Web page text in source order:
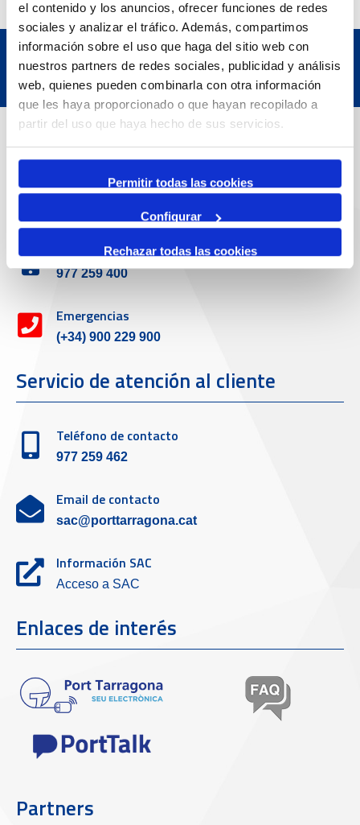
el contenido y los anuncios, ofrecer funciones de redes
sociales y analizar el tráfico. Además, compartimos
información sobre el uso que haga del sitio web con
nuestros partners de redes sociales, publicidad y análisis
web, quienes pueden combinarla con otra información
que les haya proporcionado o que hayan recopilado a
partir del uso que haya hecho de sus servicios.
Permitir todas las cookies
Configurar
Rechazar todas las cookies
Datos de contacto
Dirección
Passeig de l'Escullera s/n, 43004 Tarragona
Teléfono de contacto
977 259 400
Emergencias
(+34) 900 229 900
Servicio de atención al cliente
Teléfono de contacto
977 259 462
Email de contacto
sac@porttarragona.cat
Información SAC
Acceso a SAC
Enlaces de interés
Partners